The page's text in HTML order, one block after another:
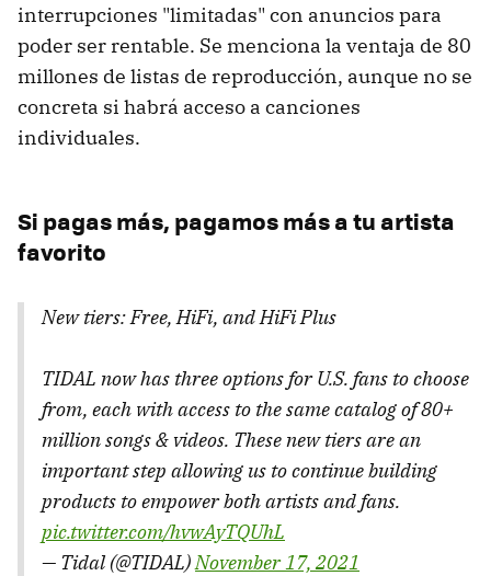
interrupciones "limitadas" con anuncios para
poder ser rentable. Se menciona la ventaja de 80
millones de listas de reproducción, aunque no se
concreta si habrá acceso a canciones
individuales.
Si pagas más, pagamos más a tu artista
favorito
New tiers: Free, HiFi, and HiFi Plus
TIDAL now has three options for U.S. fans to choose
from, each with access to the same catalog of 80+
million songs & videos. These new tiers are an
important step allowing us to continue building
products to empower both artists and fans.
pic.twitter.com/hvwAyTQUhL
— Tidal (@TIDAL)November 17, 2021